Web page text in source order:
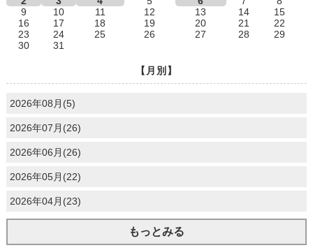
9
10 11 12 13 14
15
16
17 18 19 20 21
22
23
24 25 26 27 28
29
30
31
【月別】
2026年08月(5)
2026年07月(26)
2026年06月(26)
2026年05月(22)
2026年04月(23)
もっとみる